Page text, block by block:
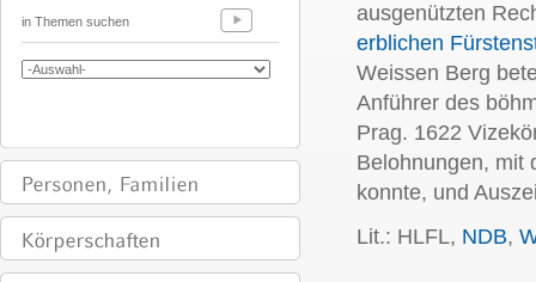
in Themen suchen
ausgenützten
erblichen
Weissen Berg
Anführer des
Prag. 1622
Belohnungen, mit
konnte, und
Lit.: HLFL, NDB,